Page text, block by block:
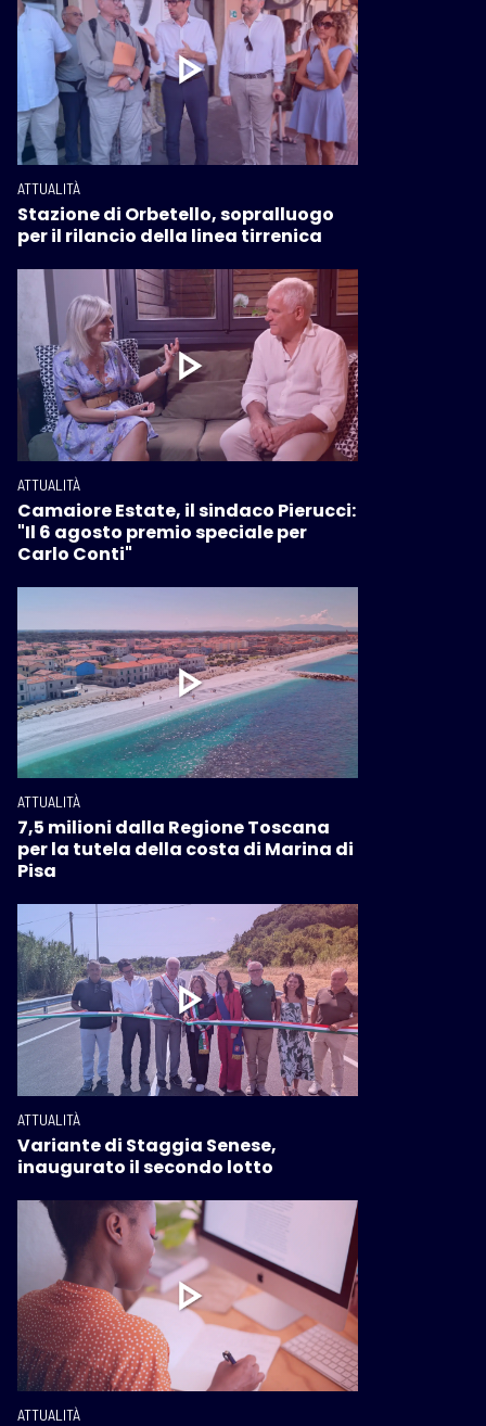
ATTUALITÀ
Stazione di Orbetello, sopralluogo
per il rilancio della linea tirrenica
ATTUALITÀ
Camaiore Estate, il sindaco Pierucci:
"Il 6 agosto premio speciale per
Carlo Conti"
ATTUALITÀ
7,5 milioni dalla Regione Toscana
per la tutela della costa di Marina di
Pisa
ATTUALITÀ
Variante di Staggia Senese,
inaugurato il secondo lotto
ATTUALITÀ